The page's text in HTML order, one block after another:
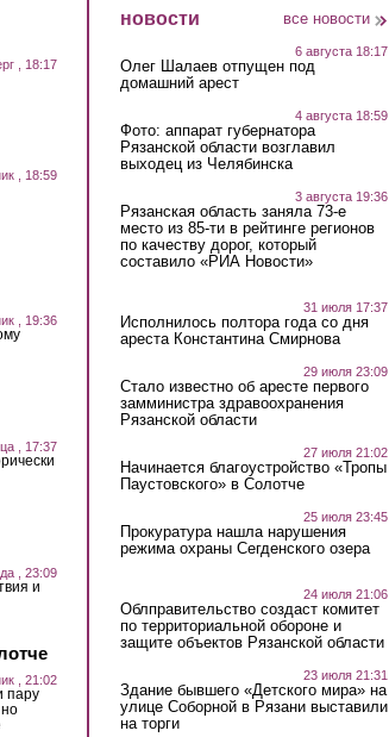
, 18:17
, 18:59
, 19:36
, 17:37
, 23:09
и
, 21:02
пару
новости все новости
6 августа 18:17
Олег Шалаев отпущен под
домашний арест
4 августа 18:59
Фото: аппарат губернатора
Рязанской области возглавил
выходец из Челябинска
3 августа 19:36
Рязанская область заняла 73-е
место из 85-ти в рейтинге регионов
по качеству дорог, который
составило «РИА Новости»
31 июля 17:37
Исполнилось полтора года со дня
ареста Константина Смирнова
29 июля 23:09
Стало известно об аресте первого
замминистра здравоохранения
Рязанской области
27 июля 21:02
Начинается благоустройство «Тропы
Паустовского» в Солотче
25 июля 23:45
Прокуратура нашла нарушения
режима охраны Сегденского озера
24 июля 21:06
Облправительство создаст комитет
по территориальной обороне и
защите объектов Рязанской области
23 июля 21:31
Здание бывшего «Детского мира» на
улице Соборной в Рязани выставили
на торги